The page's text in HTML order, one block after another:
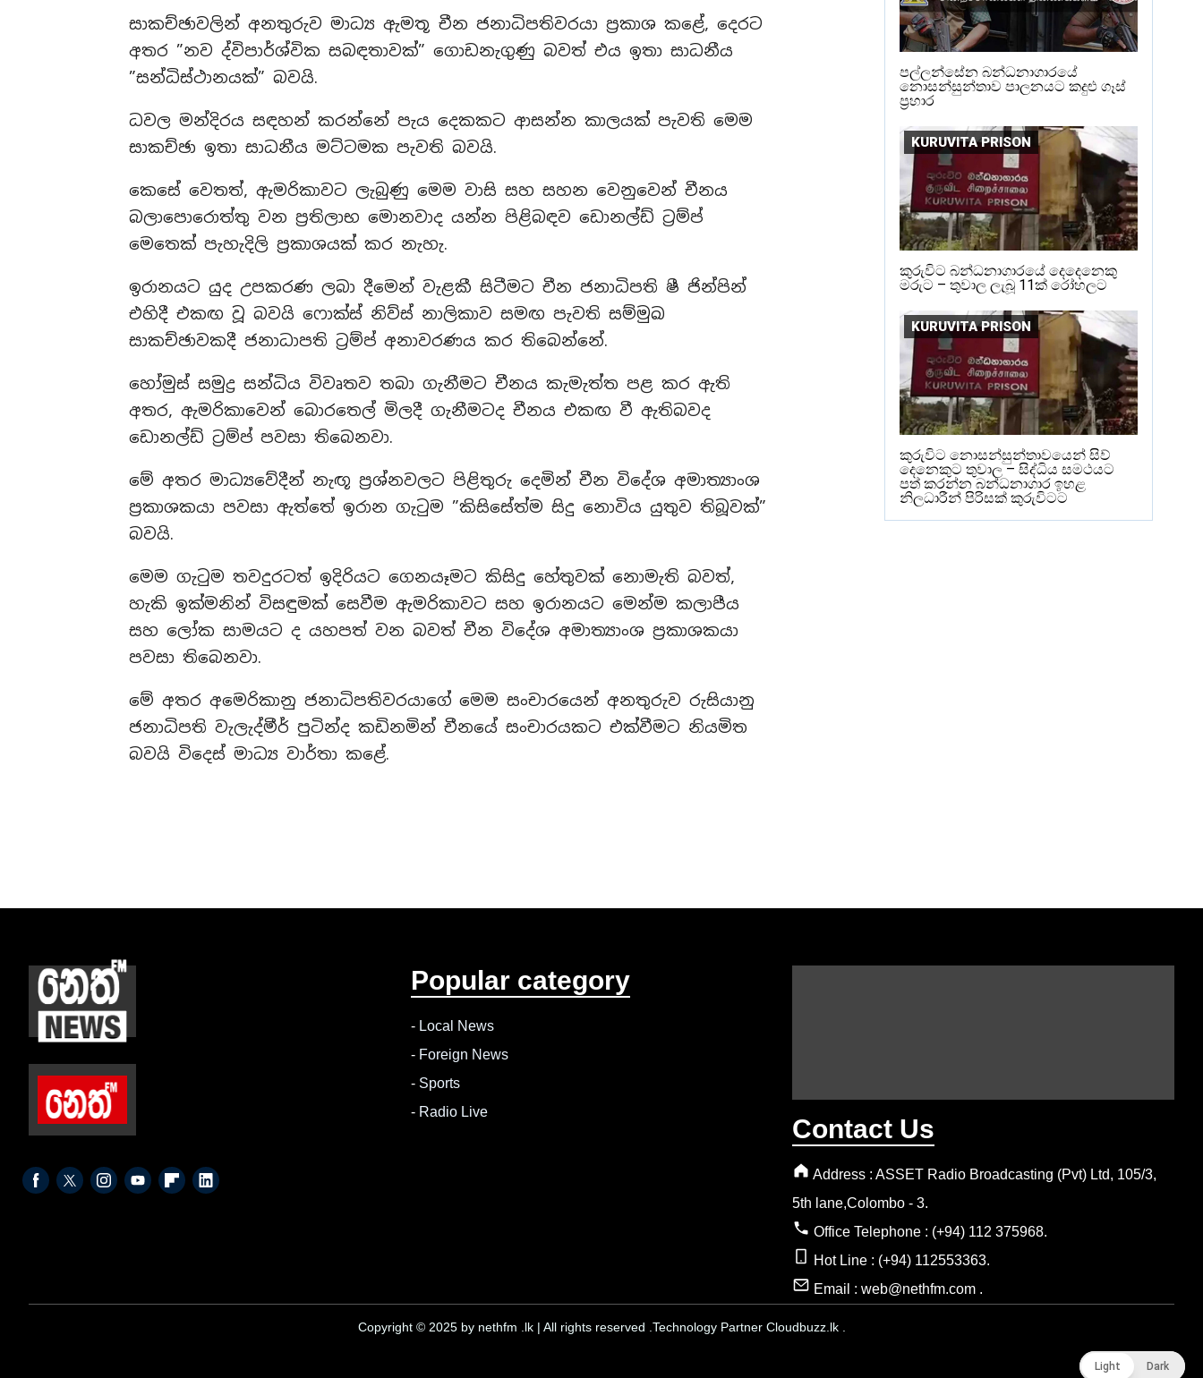
සාකච්ඡාවලින් අනතුරුව මාධ්‍ය ඇමතූ චීන ජනාධිපතිවරයා ප්‍රකාශ කළේ, දෙරට
අතර ”නව ද්විපාර්ශ්වික සබඳතාවක්” ගොඩනැගුණු බවත් එය ඉතා සාධනීය
”සන්ධිස්ථානයක්” බවයි.
ධවල මන්දිරය සඳහන් කරන්නේ පැය දෙකකට ආසන්න කාලයක් පැවති මෙම
සාකච්ඡා ඉතා සාධනීය මට්ටමක පැවති බවයි.
කෙසේ වෙතත්, ඇමරිකාවට ලැබුණු මෙම වාසි සහ සහන වෙනුවෙන් චීනය
බලාපොරොත්තු වන ප්‍රතිලාභ මොනවාද යන්න පිළිබඳව ඩොනල්ඩ් ට්‍රම්ප්
මෙතෙක් පැහැදිලි ප්‍රකාශයක් කර නැහැ.
ඉරානයට යුද උපකරණ ලබා දීමෙන් වැළකී සිටීමට චීන ජනාධිපති ෂී ජින්පින්
එහිදී එකඟ වූ බවයි ෆොක්ස් නිව්ස් නාලිකාව සමඟ පැවති සම්මුඛ
සාකච්ඡාවකදී ජනාධාපති ට්‍රම්ප් අනාවරණය කර තිබෙන්නේ.
හෝමුස් සමුද්‍ර සන්ධිය විවෘතව තබා ගැනීමට චීනය කැමැත්ත පළ කර ඇති
අතර, ඇමරිකාවෙන් බොරතෙල් මිලදී ගැනීමටද චීනය එකඟ වී ඇතිබවද
ඩොනල්ඩ් ට්‍රම්ප් පවසා තිබෙනවා.
මේ අතර මාධ්‍යවේදීන් නැඟූ ප්‍රශ්නවලට පිළිතුරු දෙමින් චීන විදේශ අමාත්‍යාංශ
ප්‍රකාශකයා පවසා ඇත්තේ ඉරාන ගැටුම ”කිසිසේත්ම සිදු නොවිය යුතුව තිබූවක්”
බවයි.
මෙම ගැටුම තවදුරටත් ඉදිරියට ගෙනයෑමට කිසිදු හේතුවක් නොමැති බවත්,
හැකි ඉක්මනින් විසඳුමක් සෙවීම ඇමරිකාවට සහ ඉරානයට මෙන්ම කලාපීය
සහ ලෝක සාමයට ද යහපත් වන බවත් චීන විදේශ අමාත්‍යාංශ ප්‍රකාශකයා
පවසා තිබෙනවා.
මේ අතර අමෙරිකානු ජනාධිපතිවරයාගේ මෙම සංචාරයෙන් අනතුරුව රුසියානු
ජනාධිපති වැලැද්මීර් පුටින්ද කඩිනමින් චීනයේ සංචාරයකට එක්වීමට නියමිත
බවයි විදෙස් මාධ්‍ය වාර්තා කළේ.
පල්ලන්සේන බන්ධනාගාරයේ
නොසන්සුන්තාව පාලනයට කදුළු ගෑස්
ප්‍රහාර
KURUVITA PRISON
කුරුවිට බන්ධනාගාරයේ දෙදෙනෙකු
මරුට – තුවාල ලැබූ 11ක් රෝහලට
KURUVITA PRISON
කුරුවිට නොසන්සුන්තාවයෙන් සිව්
දෙනෙකුට තුවාල – සිද්ධිය සමථයට
පත් කරන්න බන්ධනාගාර ඉහළ
නිලධාරීන් පිරිසක් කුරුවිටට
Popular category
- Local News
- Foreign News
- Sports
- Radio Live
Contact Us
Address : ASSET Radio Broadcasting (Pvt) Ltd, 105/3,
5th lane,Colombo - 3.
Office Telephone : (+94) 112 375968.
Hot Line : (+94) 112553363.
Email : web@nethfm.com .
Copyright © 2025 by nethfm .lk | All rights reserved .Technology Partner Cloudbuzz.lk .
Light Dark
Light Dark